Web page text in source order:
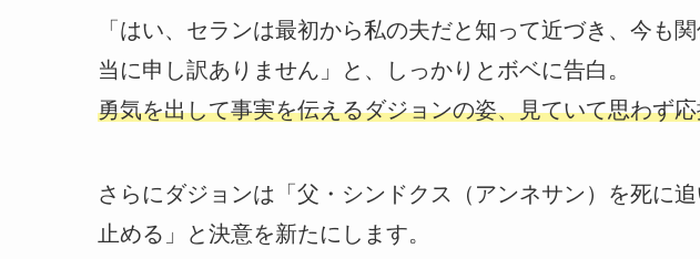
「はい、セランは最初から私の夫だと知って近づき、今も
当に申し訳ありません」と、しっかりとボベに告白。
勇気を出して事実を伝えるダジョンの姿、見ていて思わず
さらにダジョンは「父・シンドクス（アンネサン）を死に
止める」と決意を新たにします。